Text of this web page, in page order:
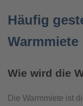
Häufig
Warmmiete
Wie wird die
Die Warmmiete ist